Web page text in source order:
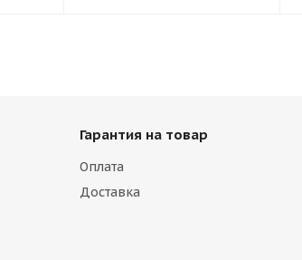
Гарантия на товар
Оплата
Доставка